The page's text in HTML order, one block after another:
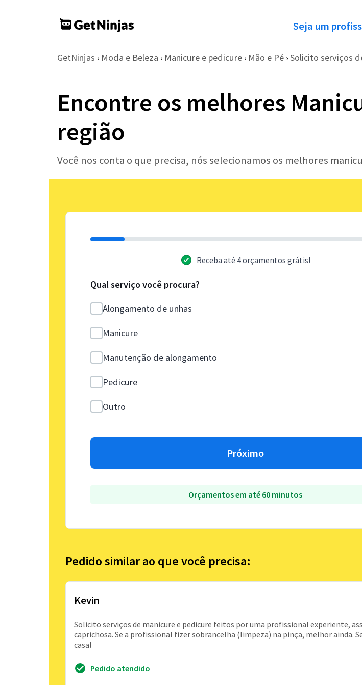
Seja um
GetNinjas › Moda e Beleza › Manicure e pedicure › Mão e Pé › Solicito serviços
Encontre os melhores
região
Você nos conta o que precisa, nós selecionamos os melhores
Receba até 4 orçamentos grátis!
Qual serviço você procura?
Alongamento de unhas
Manicure
Manutenção de alongamento
Pedicure
Outro
Próximo
Orçamentos em até 60 minutos
Pedido similar ao que você precisa:
Kevin
Solicito serviços de manicure e pedicure feitos por uma profissional experiente,
caprichosa. Se a profissional fizer sobrancelha (limpeza) na pinça, melhor ainda.
casal
Pedido atendido